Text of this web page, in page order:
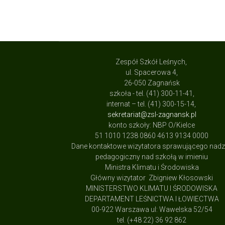
Zespół Szkół Leśnych,
ul. Spacerowa 4,
26-050 Zagnańsk
szkoła - tel. (41) 300-11-41,
internat – tel. (41) 300-15-14,
sekretariat@zsl-zagnansk.pl
konto szkoły: NBP O/Kielce
51 1010 1238 0860 4613 9134 0000
Dane kontaktowe wizytatora sprawującego
pedagogiczny nad szkołą w imieniu
Ministra Klimatu i Środowiska
Główny wizytator Zbigniew Kłosowski
MINISTERSTWO KLIMATU I ŚRODOWISKA
DEPARTAMENT LEŚNICTWA I ŁOWIECTWA
00-922 Warszawa ul: Wawelska 52/54
tel. (+48 22) 36 92 862